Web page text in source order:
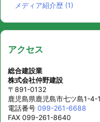
メディア紹介歴 (1)
アクセス
総合建設業
株式会社仲野建設
〒891-0132
鹿児島県鹿児島市七ツ島1-4-
電話番号 099-261-6688
FAX 099-261-8640